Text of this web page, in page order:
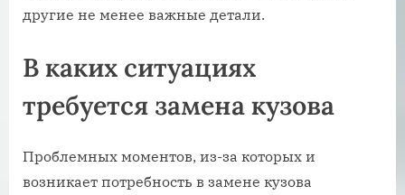
другие не менее важные детали.
В каких ситуациях
требуется замена кузова
Проблемных моментов, из-за которых и
возникает потребность в замене кузова